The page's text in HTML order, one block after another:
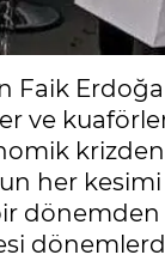
Faik
ve
her